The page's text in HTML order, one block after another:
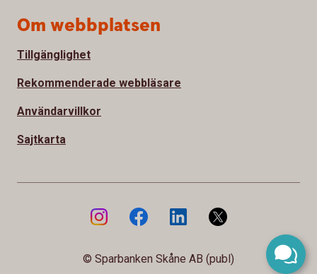
Om webbplatsen
Tillgänglighet
Rekommenderade webbläsare
Användarvillkor
Sajtkarta
© Sparbanken Skåne AB (publ)